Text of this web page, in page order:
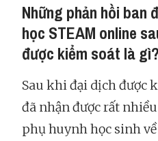
Những phản hồi ban
học STEAM online
được kiểm soát là gì?
Sau khi đại dịch được
đã nhận được rất
phụ huynh học sinh